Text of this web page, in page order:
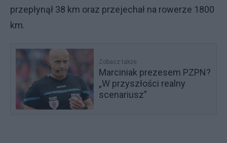
przepłynął 38 km oraz przejechał na rowerze 1800
km.
Zobacz także
Marciniak prezesem PZPN?
„W przyszłości realny
scenariusz”